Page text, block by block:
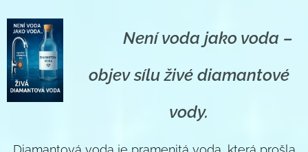
Není voda jako voda –
objev sílu živé diamantové
vody.